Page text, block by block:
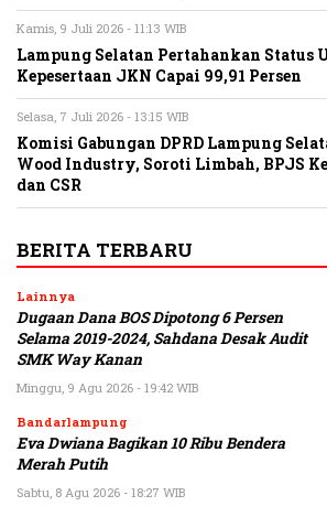
Kamis, 9 Juli 2026 - 11:13 WIB
Lampung Selatan Pertahankan Status
Kepesertaan JKN Capai 99,91 Persen
Selasa, 7 Juli 2026 - 13:15 WIB
Komisi Gabungan DPRD Lampung
Wood Industry, Soroti Limbah, BPJS
dan CSR
BERITA TERBARU
Lainnya
Dugaan Dana BOS Dipotong 6 Persen
Selama 2019-2024, Sahdana Desak Audit
SMK Way Kanan
Minggu, 9 Agu 2026 - 19:42 WIB
Bandarlampung
Eva Dwiana Bagikan 10 Ribu Bendera
Merah Putih
Sabtu, 8 Agu 2026 - 18:27 WIB